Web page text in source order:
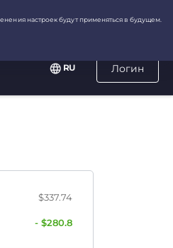
Логин
RU
$337.74
- $280.8